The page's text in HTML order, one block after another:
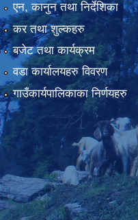
एन, कानुन तथा निर्देशिका
कर तथा शुल्कहरु
बजेट तथा कार्यक्रम
वडा कार्यालयहरु विवरण
गाउँकार्यपालिकाका निर्णयहरु